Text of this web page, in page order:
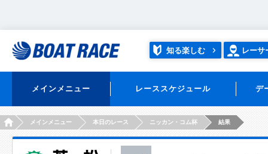
知る楽しむ レーサ
メインメニュー レーススケジュール デ
HOMEメインメニュー 本日のレース ニッカン・コム杯 結果